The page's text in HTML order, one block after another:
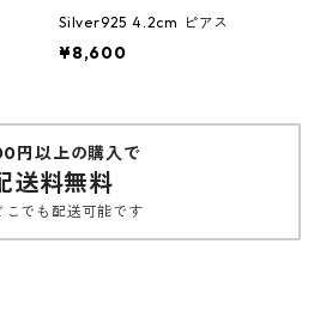
Silver925 4.2cm ピアス
¥8,600
円以上の購入で
送料無料
こでも配送可能です